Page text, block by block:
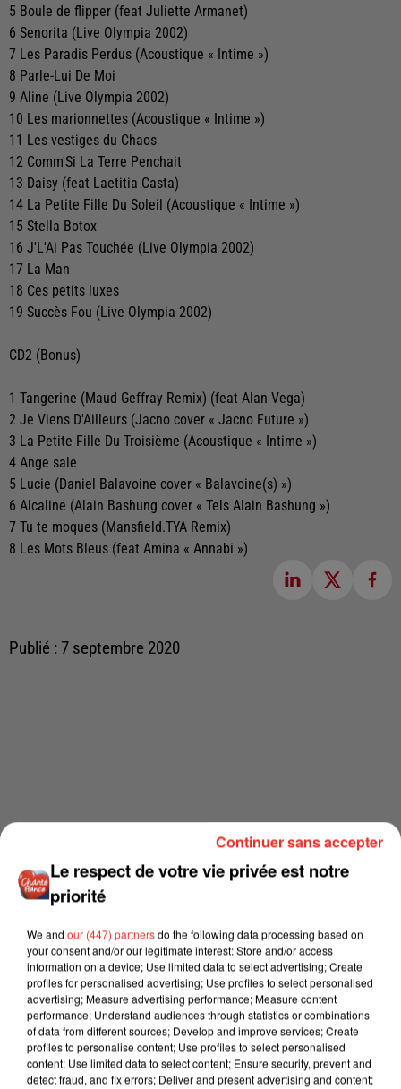
5 Boule de flipper (feat Juliette Armanet)
6 Senorita (Live Olympia 2002)
7 Les Paradis Perdus (Acoustique « Intime »)
8 Parle-Lui De Moi
9 Aline (Live Olympia 2002)
10 Les marionnettes (Acoustique « Intime »)
11 Les vestiges du Chaos
12 Comm'Si La Terre Penchait
13 Daisy (feat Laetitia Casta)
14 La Petite Fille Du Soleil (Acoustique « Intime »)
15 Stella Botox
16 J'L'Ai Pas Touchée (Live Olympia 2002)
17 La Man
18 Ces petits luxes
19 Succès Fou (Live Olympia 2002)
CD2 (Bonus)
1 Tangerine (Maud Geffray Remix) (feat Alan Vega)
2 Je Viens D'Ailleurs (Jacno cover « Jacno Future »)
3 La Petite Fille Du Troisième (Acoustique « Intime »)
4 Ange sale
5 Lucie (Daniel Balavoine cover « Balavoine(s) »)
6 Alcaline (Alain Bashung cover « Tels Alain Bashung »)
7 Tu te moques (Mansfield.TYA Remix)
8 Les Mots Bleus (feat Amina « Annabi »)
Publié : 7 septembre 2020
Le respect de votre vie privée est notre
priorité
We and our (447) partnersdo the following data processing based on
your consent and/or our legitimate interest: Store and/or access
information on a device; Use limited data to select advertising; Create
profiles for personalised advertising; Use profiles to select personalised
advertising; Measure advertising performance; Measure content
performance; Understand audiences through statistics or combinations
of data from different sources; Develop and improve services; Create
profiles to personalise content; Use profiles to select personalised
content; Use limited data to select content; Ensure security, prevent and
detect fraud, and fix errors; Deliver and present advertising and content;
Continuer sans accepter